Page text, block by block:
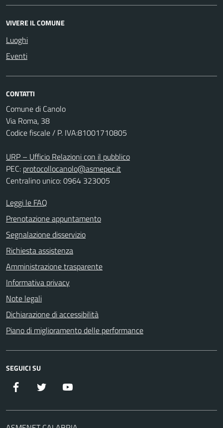
VIVERE IL COMUNE
Luoghi
Eventi
CONTATTI
Comune di Canolo
Via Roma, 38
Codice fiscale / P. IVA:81001710805
URP – Ufficio Relazioni con il pubblico
PEC: protocollocanolo@asmepec.it
Centralino unico: 0964 323005
Leggi le FAQ
Prenotazione appuntamento
Segnalazione disservizio
Richiesta assistenza
Amministrazione trasparente
Informativa privacy
Note legali
Dichiarazione di accessibilità
Piano di miglioramento delle performance
SEGUICI SU
Facebook Twitter